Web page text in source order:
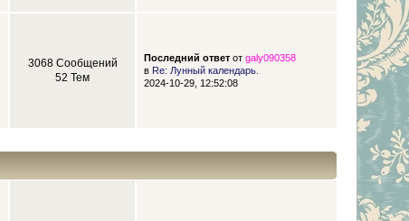
3068 Сообщений
52 Тем
Последний ответот galy090358
в Re: Лунный календарь.
2024-10-29, 12:52:08